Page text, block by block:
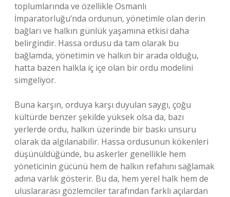
toplumlarında ve özellikle Osmanlı
İmparatorluğu’nda ordunun, yönetimle olan derin
bağları ve halkın günlük yaşamına etkisi daha
belirgindir. Hassa ordusu da tam olarak bu
bağlamda, yönetimin ve halkın bir arada olduğu,
hatta bazen halkla iç içe olan bir ordu modelini
simgeliyor.
Buna karşın, orduya karşı duyulan saygı, çoğu
kültürde benzer şekilde yüksek olsa da, bazı
yerlerde ordu, halkın üzerinde bir baskı unsuru
olarak da algılanabilir. Hassa ordusunun kökenleri
düşünüldüğünde, bu askerler genellikle hem
yöneticinin gücünü hem de halkın refahını sağlamak
adına varlık gösterir. Bu da, hem yerel halk hem de
uluslararası gözlemciler tarafından farklı açılardan